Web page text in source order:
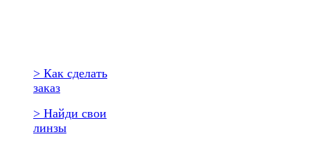
> Как сделать
заказ
> Найди свои
линзы